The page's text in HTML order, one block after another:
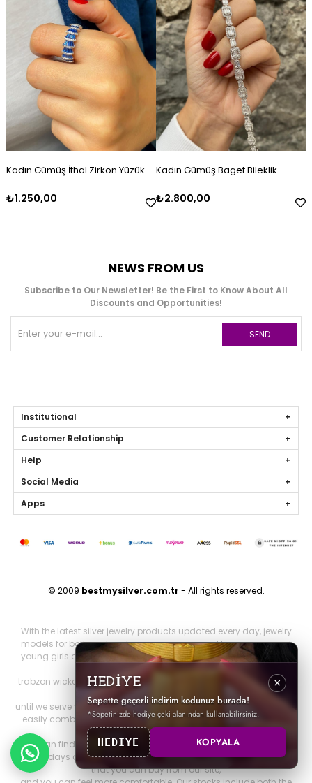
Kadın Gümüş İthal Zirkon Yüzük
₺1.250,00
Kadın Gümüş Baget Bileklik
₺2.800,00
NEWS FROM US
Subscribe to Our Newsletter! Be the First to Know About All
Discounts and Opportunities!
SEND
Institutional
Customer Relationship
Help
Social Media
Apps
© 2009 bestmysilver.com.tr - All rights reserved.
With the latest silver jewelry products updated every day, jewelry
models for both working business women and housewives and
young girls are silver necklaces, silver earrings, silver rings, silver
trabzon wicker, trabzon kazaziye, gold series, personalized jewelry
and brand jewelry since 2009
until we serve you. Other 925 sterling jewelry products that you can
easily combine with all jewelry products that will make you look
both elegant and stylish.
You can find it on our website. You can be more elegant on your
special days and nights with all our silver special design products
that you can buy from our site,
HEDİYE
Sepette geçerli indirim kodunuz burada!
*Sepetinizde hediye çeki alanından kullanabilirsiniz.
×
HEDIYE KOPYALA